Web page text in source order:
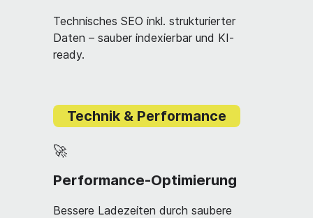
Technisches SEO inkl. strukturierter
Daten – sauber indexierbar und KI-
ready.
Technik & Performance
🚀
Bessere Ladezeiten durch saubere
Performance-Optimierung